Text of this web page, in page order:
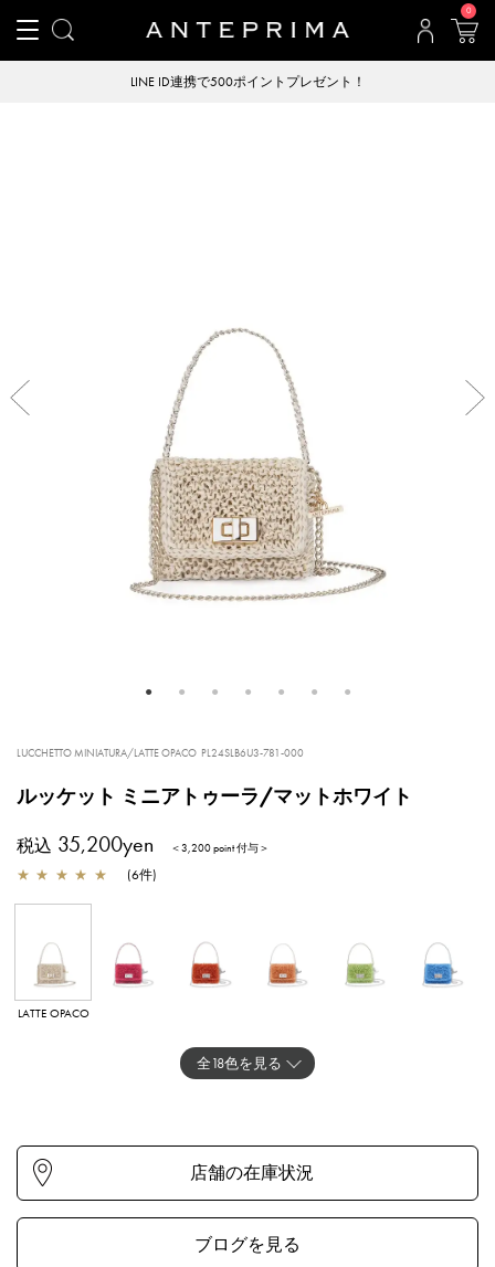
0
LINE ID連携で500ポイントプレゼント！
LUCCHETTO MINIATURA/LATTE OPACO PL24SLB6U3-781-000
ルッケット ミニアトゥーラ/マットホワイト
税込 35,200yen ＜3,200 point 付与＞
★ ★ ★ ★ ★ (6件)
LATTE OPACO
ROSSO
OPACO
VERDE OPACOLAVANDAGENT
全18色を見る
ブログを見る